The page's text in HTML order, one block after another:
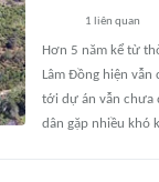
1 liên quan
Hơn 5 năm kể từ
Lâm Đồng hiện
tới dự án vẫn chưa
dân gặp nhiều khó